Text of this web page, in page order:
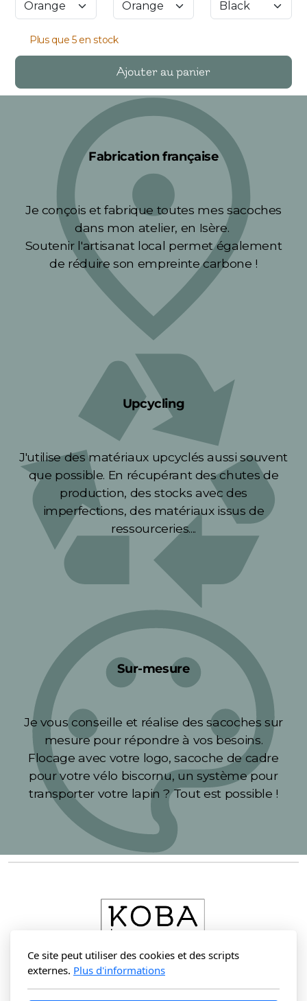
Plus que 5 en stock
Ajouter au panier
Fabrication française
Je conçois et fabrique toutes mes sacoches
dans mon atelier, en Isère.
Soutenir l'artisanat local permet également
de réduire son empreinte carbone !
Upcycling
J'utilise des matériaux upcyclés aussi souvent
que possible. En récupérant des chutes de
production, des stocks avec des
imperfections, des matériaux issus de
ressourceries....
Sur-mesure
Je vous conseille et réalise des sacoches sur
mesure pour répondre à vos besoins.
Flocage avec votre logo, sacoche de cadre
pour votre vélo biscornu, un système pour
transporter votre lapin ? Tout est possible !
Koba Bikepacking - Artisane française de
bagagerie vélo
Ce site peut utiliser des cookies et des scripts
externes. Plus d'informations